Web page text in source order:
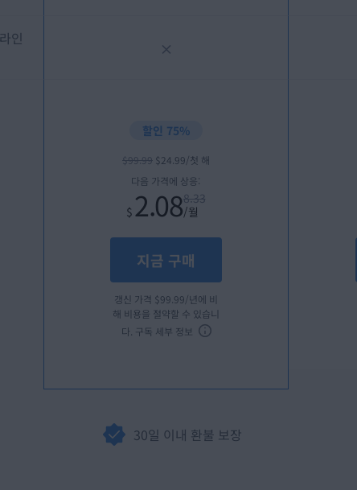
인
할인 75%
$99.99 $24.99/첫 해
다음 가격에 상응:
$ 2.088.33
/월
지금 구매
갱신 가격 $99.99/년에 비
해 비용을 절약할 수 있습니
다. 구독 세부 정보
30일 이내 환불 보장